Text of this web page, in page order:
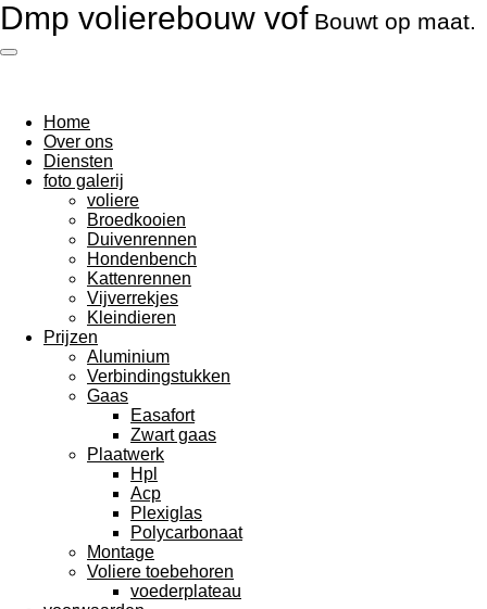
Ga
direct
naar
Dmp volierebouw vofBouwt op maat.
Home
Over ons
Diensten
foto galerij
voliere
Broedkooien
Duivenrennen
Hondenbench
Kattenrennen
Vijverrekjes
Kleindieren
Prijzen
Aluminium
Verbindingstukken
Gaas
Easafort
Zwart gaas
Plaatwerk
Hpl
Acp
Plexiglas
Polycarbonaat
Montage
Voliere toebehoren
voederplateau